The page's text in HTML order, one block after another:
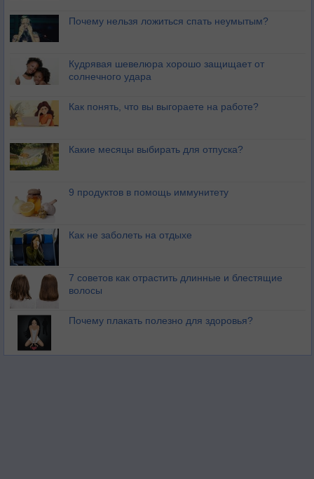
Почему нельзя ложиться спать неумытым?
Кудрявая шевелюра хорошо защищает от
солнечного удара
Как понять, что вы выгораете на работе?
Какие месяцы выбирать для отпуска?
9 продуктов в помощь иммунитету
Как не заболеть на отдыхе
7 советов как отрастить длинные и блестящие
волосы
Почему плакать полезно для здоровья?